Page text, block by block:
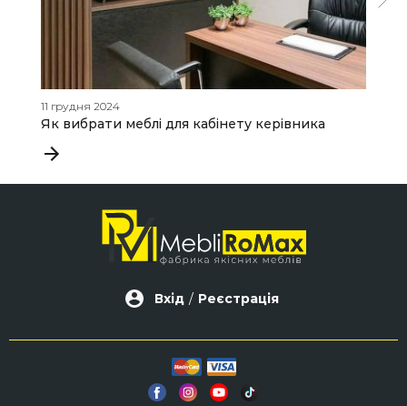
11 грудня 2024
Як вибрати меблі для кабінету керівника
Вхід / Реєстрація